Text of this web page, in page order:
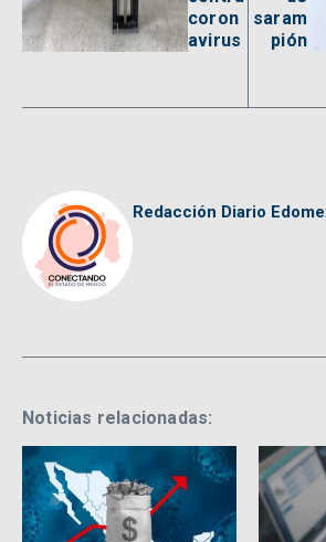
coron
avirus
saram
pión
Redacción Diario
Noticias relacionadas: